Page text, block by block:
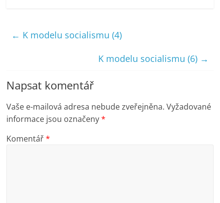
← K modelu socialismu (4)
K modelu socialismu (6) →
Napsat komentář
Vaše e-mailová adresa nebude zveřejněna. Vyžadované
informace jsou označeny*
Komentář*